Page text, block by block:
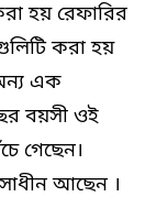
হয় রেফারির
করা হয়
এক
বয়সী ওই
গেছেন।
আছেন ।